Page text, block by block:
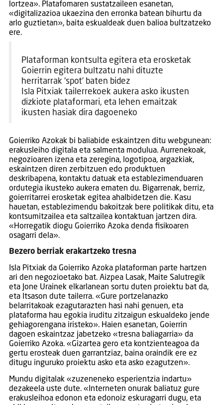
lortzea». Platafomaren sustatzaileen esanetan,
«digitalizazioa ukaezina den erronka batean bihurtu da
arlo guztietan», baita eskualdeak duen balioa bultzatzeko
ere.
Plataforman kontsulta egitera eta erosketak
Goierrin egitera bultzatu nahi dituzte
herritarrak ‘spot’ baten bidez
Isla Pitxiak tailerrekoek aukera asko ikusten
dizkiote plataformari, eta lehen emaitzak
ikusten hasiak dira dagoeneko
Goierriko Azokak bi baliabide eskaintzen ditu webgunean:
erakusleiho digitala eta salmenta modulua. Aurrenekoak,
negozioaren izena eta zeregina, logotipoa, argazkiak,
eskaintzen diren zerbitzuen edo produktuen
deskribapena, kontaktu datuak eta establezimenduaren
ordutegia ikusteko aukera ematen du. Bigarrenak, berriz,
goierritarrei erosketak egitea ahalbidetzen die. Kasu
hauetan, establezimendu bakoitzak bere politikak ditu, eta
kontsumitzailea eta saltzailea kontaktuan jartzen dira.
«Horregatik diogu Goierriko Azoka denda fisikoaren
osagarri dela».
Bezero berriak erakartzeko tresna
Isla Pitxiak da Goierriko Azoka plataforman parte hartzen
ari den negozioetako bat. Aizpea Lasak, Maite Salutregik
eta Jone Urainek elkarlanean sortu duten proiektu bat da,
eta Itsason dute tailerra. «Gure portzelanazko
belarritakoak ezagutarazten hasi nahi genuen, eta
plataforma hau egokia iruditu zitzaigun eskualdeko jende
gehiagorengana iristeko». Haien esanetan, Goierrin
dagoen eskaintzaz jabetzeko «tresna baliagarria» da
Goierriko Azoka. «Gizartea gero eta kontzienteagoa da
gertu erosteak duen garrantziaz, baina oraindik ere ez
ditugu inguruko proiektu asko eta asko ezagutzen».
Mundu digitalak «zuzeneneko esperientzia indartu»
dezakeela uste dute. «Interneten onurak baliatuz gure
erakusleihoa edonon eta edonoiz eskuragarri dugu, eta